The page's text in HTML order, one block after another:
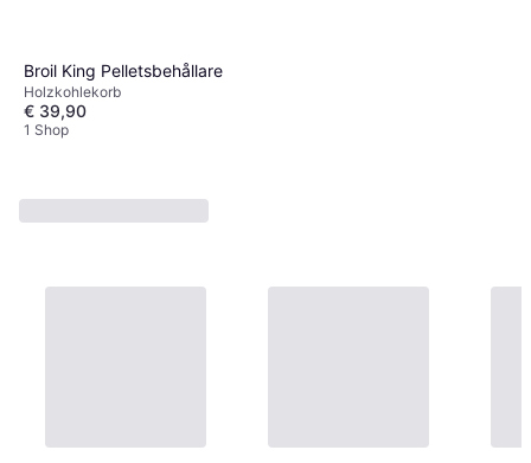
Broil King Pelletsbehållare
Holzkohlekorb
€ 39,90
1 Shop